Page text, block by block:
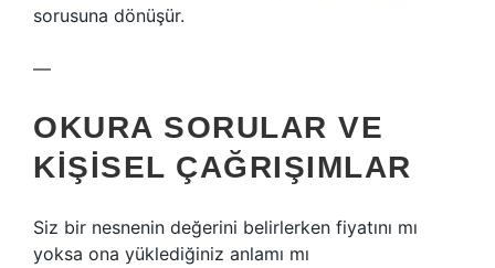
sorusuna dönüşür.
—
OKURA SORULAR VE
KIŞISEL ÇAĞRIŞIMLAR
Siz bir nesnenin değerini belirlerken fiyatını mı
yoksa ona yüklediğiniz anlamı mı